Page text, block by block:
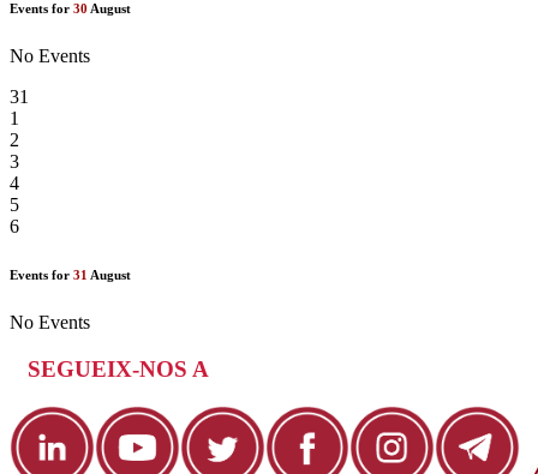
Events for 30 August
No Events
31
1
2
3
4
5
6
Events for 31 August
No Events
SEGUEIX-NOS A